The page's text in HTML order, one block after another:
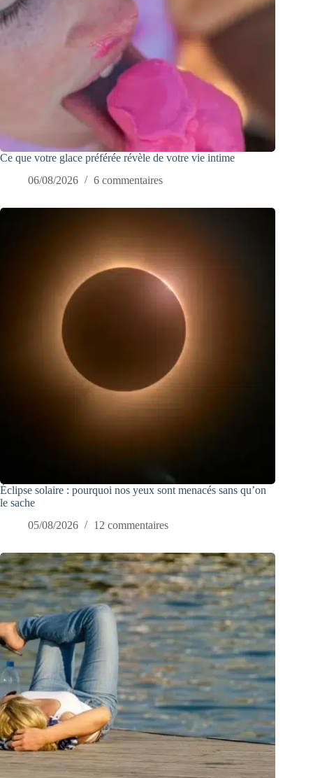
Ce que votre glace préférée révèle de votre vie intime
06/08/2026
6 commentaires
Éclipse solaire : pourquoi nos yeux sont menacés sans qu’on
le sache
05/08/2026
12 commentaires